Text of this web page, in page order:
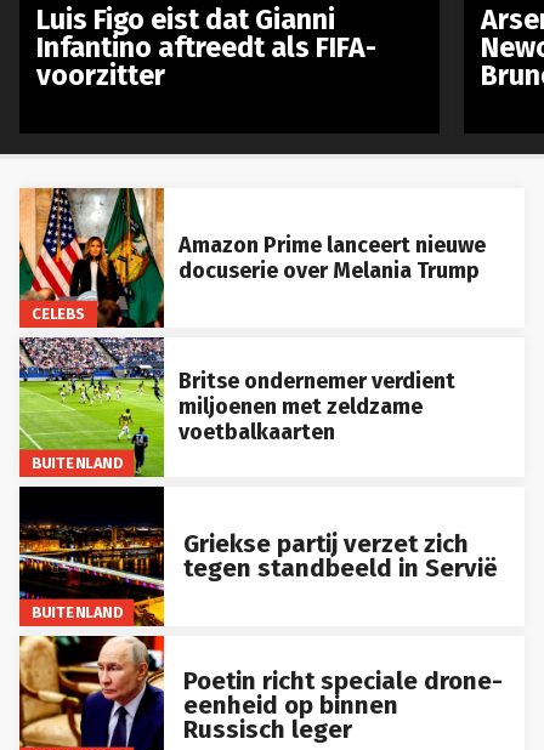
CELEBS
Amazon Prime lanceert nieuwe
docuserie over Melania Trump
BUITENLAND
Britse ondernemer verdient
miljoenen met zeldzame
voetbalkaarten
BUITENLAND
Griekse partij verzet zich
tegen standbeeld in Servië
Poetin richt speciale drone-
eenheid op binnen
Russisch leger
Luis Figo eist dat Gianni
Infantino aftreedt als FIFA-
voorzitter